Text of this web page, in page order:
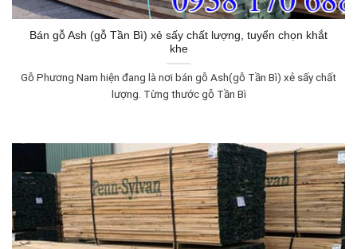
Bán gỗ Ash (gỗ Tần Bì) xẻ sấy chất lượng, tuyển chọn khắt
khe
Gỗ Phương Nam hiện đang là nơi bán gỗ Ash(gỗ Tần Bì) xẻ sấy chất
lượng. Từng thước gỗ Tần Bì